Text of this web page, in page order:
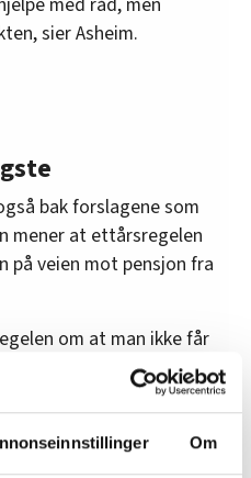
Om
sier Asheim.
bak forslagene som
mener at ettårsregelen
på veien mot pensjon fra
om at man ikke får
Vi skjønner ikke hvorfor
A. Det er bare viljen det
og saksordfører